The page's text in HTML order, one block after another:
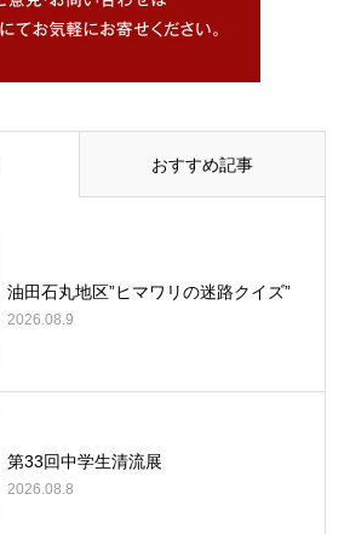
おすすめ記事
油田石丸地区”ヒマワリの迷路クイズ”
2026.08.9
第33回中学生清流展
2026.08.8